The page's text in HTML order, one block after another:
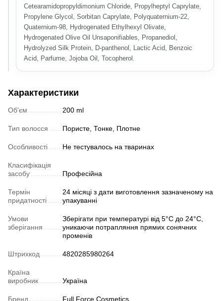
Cetearamidopropyldimonium Chloride, Propylheptyl Caprylate,
Propylene Glycol, Sorbitan Caprylate, Polyquaternium-22,
Quaternium-98, Hydrogenated Ethylhexyl Olivate,
Hydrogenated Olive Oil Unsaponifiables, Propanediol,
Hydrolyzed Silk Protein, D-panthenol, Lactic Acid, Benzoic
Acid, Parfume, Jojoba Oil, Tocopherol.
Характеристики
Обʼєм 200 ml
Тип волосся Пористе, Тонке, Плотне
Особливості Не тестувалось на тваринах
Класифікація
засобу
Професійна
Термін
придатності
24 місяці з дати виготовлення зазначеному на
упакуванні
Умови
зберігання
Зберігати при температурі від 5°C до 24°C,
уникаючи потрапляння прямих сонячних
променів
Штрихкод 4820285980264
Країна
виробник
Україна
Бренд Full Force Cosmetics